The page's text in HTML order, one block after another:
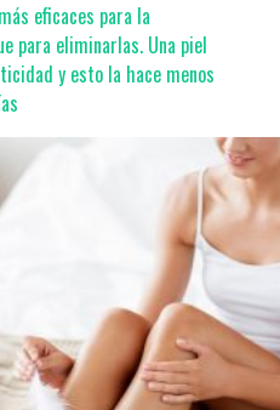
eficaces para la
para eliminarlas. Una piel
y esto la hace menos